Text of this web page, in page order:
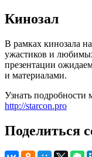
Кинозал
В рамках кинозала
ужастиков и
презентации
и материалами.
Узнать подробности
http://starcon.pro
Поделиться